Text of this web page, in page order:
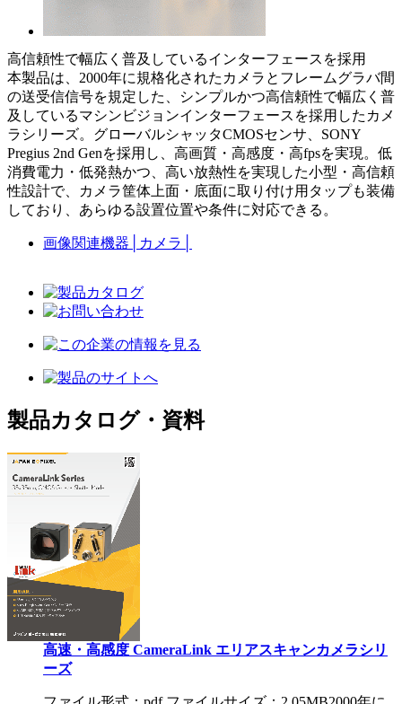
高信頼性で幅広く普及しているインターフェースを採用
本製品は、2000年に規格化されたカメラとフレームグラバ間
の送受信信号を規定した、シンプルかつ高信頼性で幅広く普
及しているマシンビジョンインターフェースを採用したカメ
ラシリーズ。グローバルシャッタCMOSセンサ、SONY
Pregius 2nd Genを採用し、高画質・高感度・高fpsを実現。低
消費電力・低発熱かつ、高い放熱性を実現した小型・高信頼
性設計で、カメラ筐体上面・底面に取り付け用タップも装備
しており、あらゆる設置位置や条件に対応できる。
画像関連機器 カメラ
製品カタログ・資料
高速・高感度 CameraLink エリアスキャンカメラシリ
ーズ